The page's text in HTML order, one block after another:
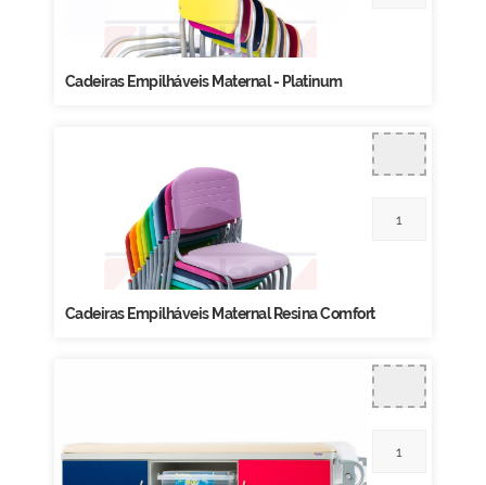
Cadeiras Empilháveis Maternal - Platinum
Cadeiras Empilháveis Maternal Resina Comfort